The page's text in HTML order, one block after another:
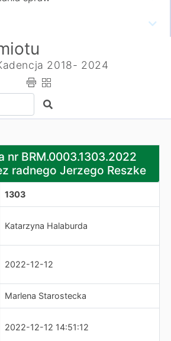
2018- 2024
Szukaj
złożona przez
nr BRM.0003.1303.2022
radnego Jerzego Reszke
1303
Katarzyna Halaburda
2022-12-12
Marlena Starostecka
2022-12-12 14:51:12